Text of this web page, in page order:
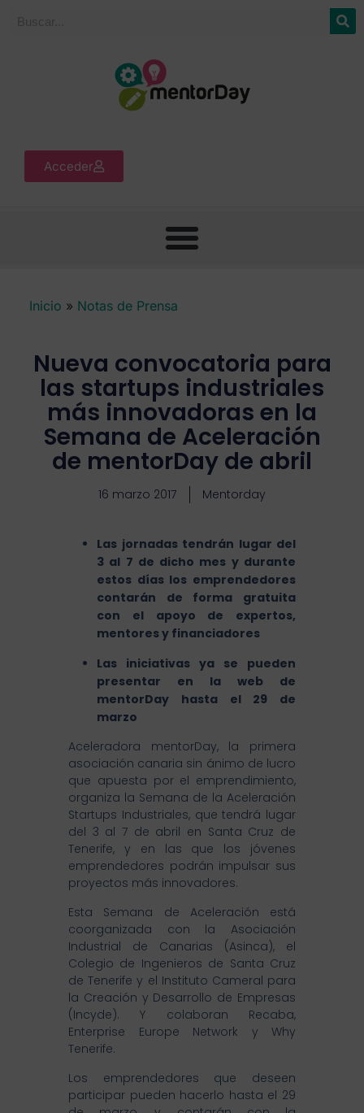
Acceder
Inicio » Notas de Prensa
Nueva convocatoria para
las startups industriales
más innovadoras en la
Semana de Aceleración
de mentorDay de abril
16 marzo 2017 Mentorday
Las jornadas tendrán lugar del
3 al 7 de dicho mes y durante
estos días los emprendedores
contarán de forma gratuita
con el apoyo de expertos,
mentores y financiadores
Las iniciativas ya se pueden
presentar en la web de
mentorDay hasta el 29 de
marzo
Aceleradora mentorDay, la primera
asociación canaria sin ánimo de lucro
que apuesta por el emprendimiento,
organiza la Semana de la Aceleración
Startups Industriales, que tendrá lugar
del 3 al 7 de abril en Santa Cruz de
Tenerife, y en las que los jóvenes
emprendedores podrán impulsar sus
proyectos más innovadores.
Esta Semana de Aceleración está
coorganizada con la Asociación
Industrial de Canarias (Asinca), el
Colegio de Ingenieros de Santa Cruz
de Tenerife y el Instituto Cameral para
la Creación y Desarrollo de Empresas
(Incyde). Y colaboran Recaba,
Enterprise Europe Network y Why
Tenerife.
Los emprendedores que deseen
participar pueden hacerlo hasta el 29